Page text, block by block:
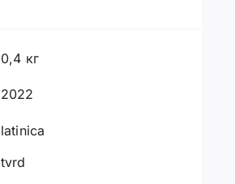
0,4 кг
2022
latinica
tvrd